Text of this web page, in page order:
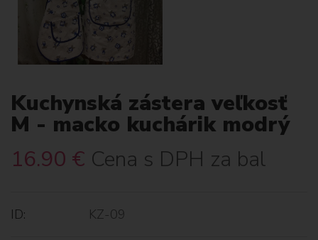
Kuchynská zástera veľkosť
M - macko kuchárik modrý
16.90 € Cena s DPH za bal
ID: KZ-09